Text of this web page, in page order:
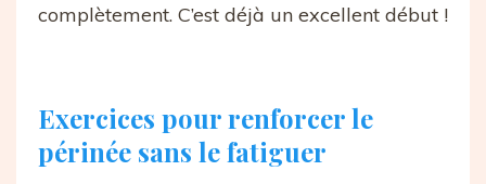
complètement. C’est déjà un excellent début !
Exercices pour renforcer le
périnée sans le fatiguer